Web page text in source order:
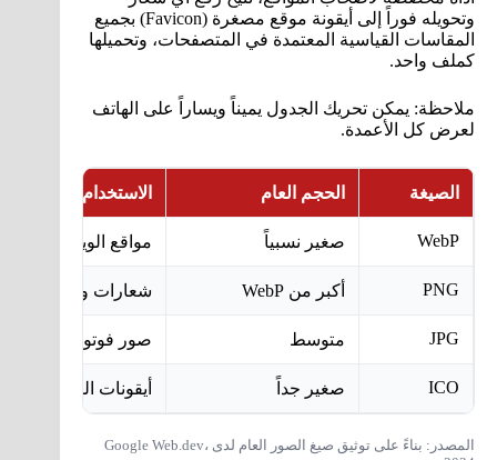
وتحويله فوراً إلى أيقونة موقع مصغرة (Favicon) بجميع
المقاسات القياسية المعتمدة في المتصفحات، وتحميلها
كملف واحد.
ملاحظة: يمكن تحريك الجدول يميناً ويساراً على الهاتف
لعرض كل الأعمدة.
الصيغة الحجم العام الاستخدام الأنسب
WebP صغير نسبياً مواقع الويب الحديثة
PNG أكبر من WebP شعارات وصور تحتاج
JPG متوسط صور فوتوغرافية
ICO صغير جداً أيقونات المواقع (Favicon)
المصدر: بناءً على توثيق صيغ الصور العام لدى Google Web.dev،